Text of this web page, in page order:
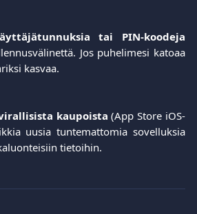
tai PIN-koodeja
Jos puhelimesi katoaa
kasvaa.
kaupoista (App Store iOS-
uusia tuntemattomia sovelluksia
tietoihin.